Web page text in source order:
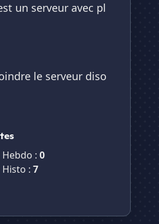
un serveur avec pl
le serveur diso
Hebdo :0
Histo :7